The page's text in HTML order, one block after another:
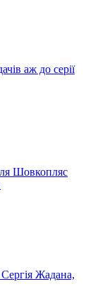
аж до серії
Шовкопляс
Жадана,